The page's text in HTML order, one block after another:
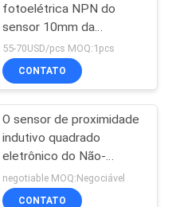
fotoelétrica NPN do
sensor 10mm da
supressão do fundo
BGS-10
55-70USD/pcs MOQ:1pcs
CONTATO
O sensor de proximidade
indutivo quadrado
eletrônico do Não-
contato detecta o metal
NPN NENHUM NC
negotiable MOQ:Negociável
CONTATO